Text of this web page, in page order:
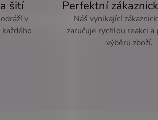
šití
v
Perfektní
Náš vynikající
zaručuje rychlou reakci a
výběru zboží.